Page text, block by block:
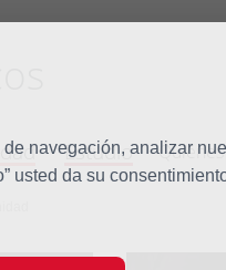
navegación, analizar
usted da su
Estudio